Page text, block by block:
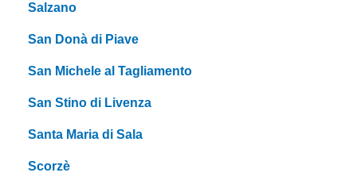
Salzano
San Donà di Piave
San Michele al Tagliamento
San Stino di Livenza
Santa Maria di Sala
Scorzè